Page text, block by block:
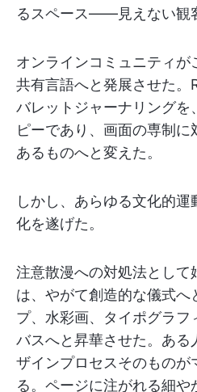
るスペース——見えない観
オンラインコミュニティが
共有言語へと発展させた
バレットジャーナリングを
ピーであり、画面の専制に
あるものへと変えた。
しかし、あらゆる文化的
化を遂げた。
注意散漫への対処法として
は、やがて創造的な儀式へ
プ、水彩画、タイポグラフ
バスへと昇華させた。ある
ザインプロセスそのものが
る。ページに注がれる細や